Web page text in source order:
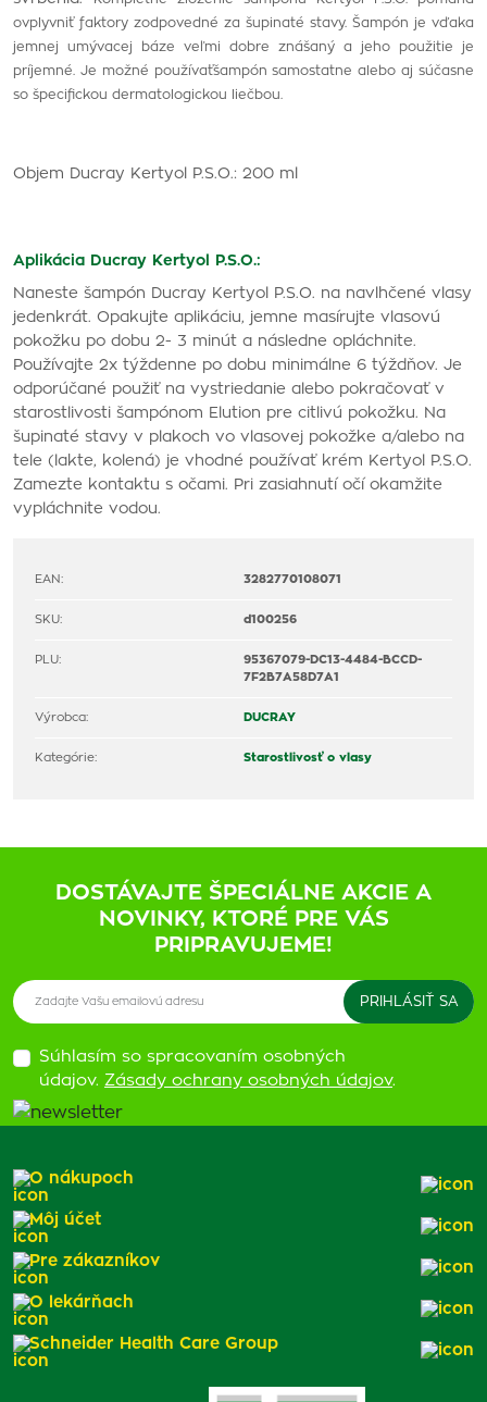
ovplyvniť faktory zodpovedné za šupinaté stavy. Šampón je vďaka
jemnej umývacej báze veľmi dobre znášaný a jeho použitie je
príjemné. Je možné používaťšampón samostatne alebo aj súčasne
so špecifickou dermatologickou liečbou.
Objem Ducray Kertyol P.S.O.: 200 ml
Aplikácia Ducray Kertyol P.S.O.:
Naneste šampón Ducray Kertyol P.S.O. na navlhčené vlasy
jedenkrát. Opakujte aplikáciu, jemne masírujte vlasovú
pokožku po dobu 2- 3 minút a následne opláchnite.
Používajte 2x týždenne po dobu minimálne 6 týždňov. Je
odporúčané použiť na vystriedanie alebo pokračovať v
starostlivosti šampónom Elution pre citlivú pokožku. Na
šupinaté stavy v plakoch vo vlasovej pokožke a/alebo na
tele (lakte, kolená) je vhodné používať krém Kertyol P.S.O.
Zamezte kontaktu s očami. Pri zasiahnutí očí okamžite
vypláchnite vodou.
EAN: 3282770108071
SKU: d100256
PLU:
95367079-DC13-4484-BCCD-
7F2B7A58D7A1
Výrobca: DUCRAY
Kategórie: Starostlivosť o vlasy
DOSTÁVAJTE ŠPECIÁLNE AKCIE A
NOVINKY, KTORÉ PRE VÁS
PRIPRAVUJEME!
Súhlasím so spracovaním osobných
údajov. Zásady ochrany osobných údajov.
O nákupoch
Môj účet
Pre zákazníkov
O lekárňach
Schneider Health Care Group